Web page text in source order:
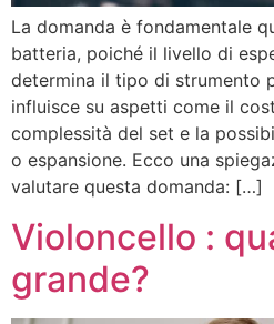
La domanda è fondamentale
batteria, poiché il livello di
determina il tipo di strumento
influisce su aspetti come il
complessità del set e la
o espansione. Ecco una
valutare questa domanda: […]
Violoncello :
grande?